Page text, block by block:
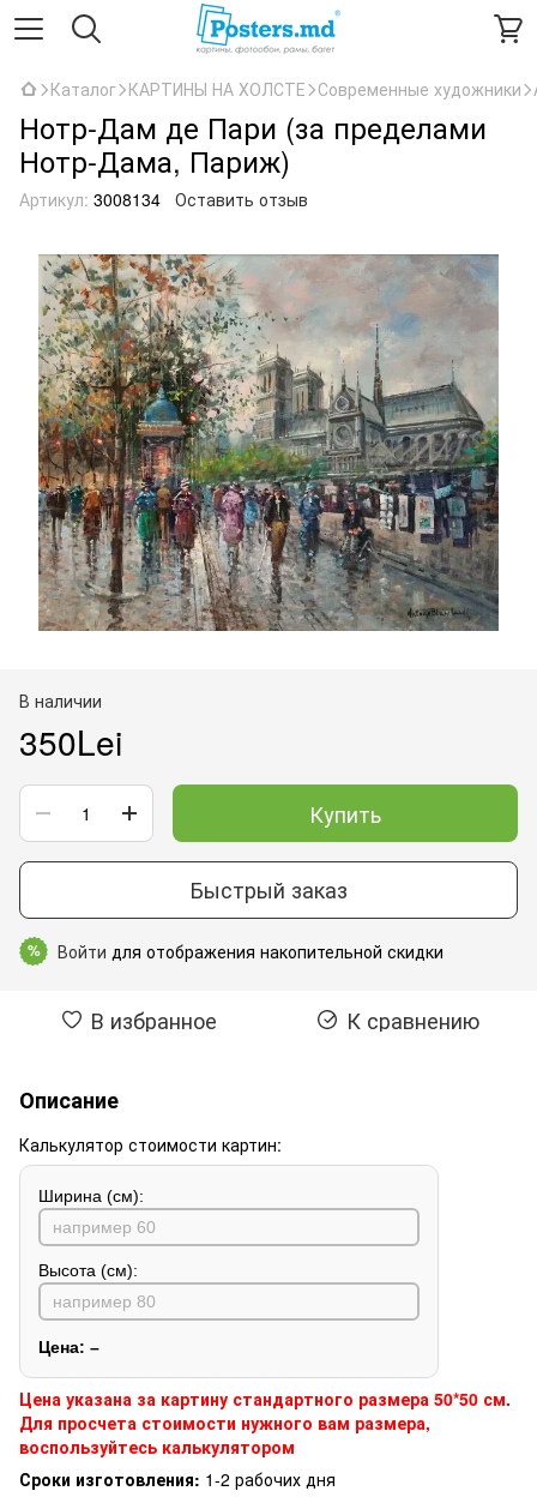
Каталог КАРТИНЫ НА ХОЛСТЕ Современные художники
Нотр-Дам де Пари (за пределами
Нотр-Дама, Париж)
Артикул: 3008134 Оставить отзыв
В наличии
350Lei
Купить
Быстрый заказ
% Войти для отображения накопительной скидки
В избранное К сравнению
Описание
Калькулятор стоимости картин:
Ширина (см):
Высота (см):
Цена: –
Цена указана за картину стандартного размера 50*50 см.
Для просчета стоимости нужного вам размера,
воспользуйтесь калькулятором
Сроки изготовления: 1-2 рабочих дня